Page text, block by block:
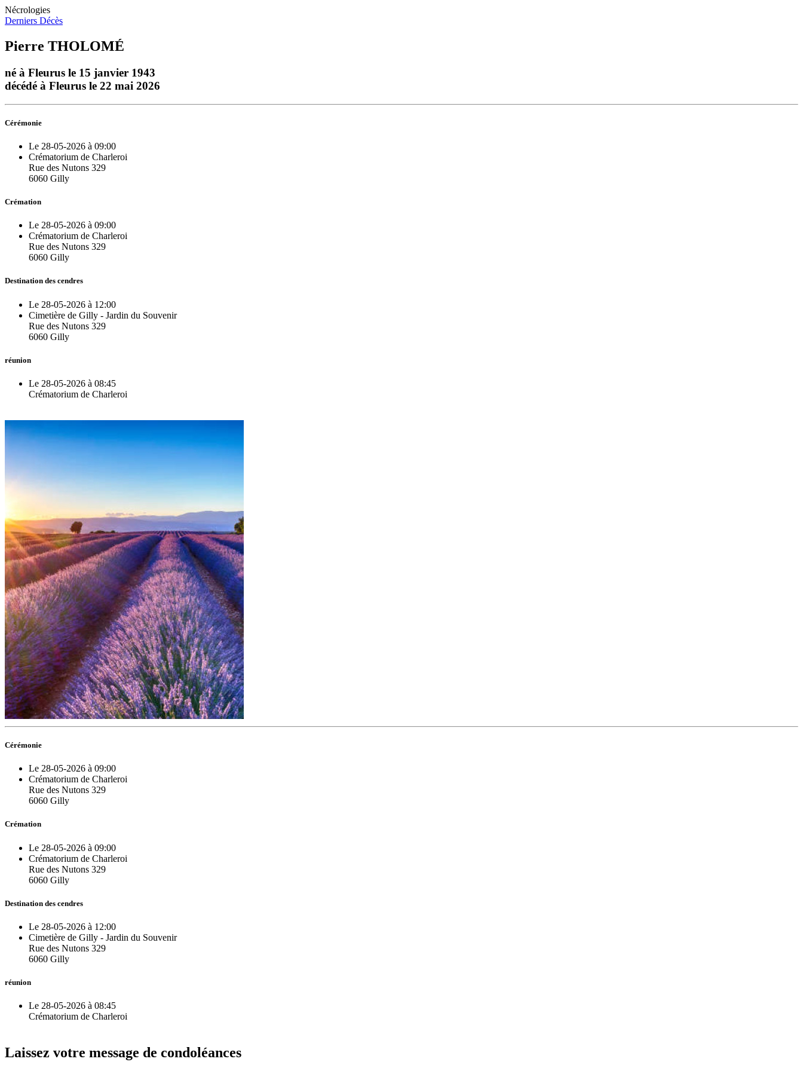
Nécrologies
Derniers Décès
Pierre THOLOMÉ
né à Fleurus le 15 janvier 1943
décédé à Fleurus le 22 mai 2026
Cérémonie
Le 28-05-2026 à 09:00
Crématorium de Charleroi
Rue des Nutons 329
6060 Gilly
Crémation
Le 28-05-2026 à 09:00
Crématorium de Charleroi
Rue des Nutons 329
6060 Gilly
Destination des cendres
Le 28-05-2026 à 12:00
Cimetière de Gilly - Jardin du Souvenir
Rue des Nutons 329
6060 Gilly
réunion
Le 28-05-2026 à 08:45
Crématorium de Charleroi
Cérémonie
Le 28-05-2026 à 09:00
Crématorium de Charleroi
Rue des Nutons 329
6060 Gilly
Crémation
Le 28-05-2026 à 09:00
Crématorium de Charleroi
Rue des Nutons 329
6060 Gilly
Destination des cendres
Le 28-05-2026 à 12:00
Cimetière de Gilly - Jardin du Souvenir
Rue des Nutons 329
6060 Gilly
réunion
Le 28-05-2026 à 08:45
Crématorium de Charleroi
Laissez votre message de condoléances